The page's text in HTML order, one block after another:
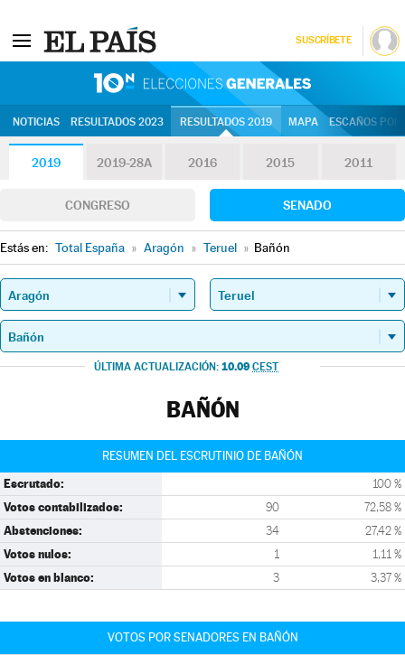
SUSCRÍBETE
NOTICIAS RESULTADOS 2023 RESULTADOS 2019 MAPA ESCAÑOS
2019 2019-28A 2016 2015 2011
CONGRESO SENADO
Estás en: Total España » Aragón » Teruel » Bañón
ÚLTIMA ACTUALIZACIÓN: 10.09 CEST
BAÑÓN
RESUMEN DEL ESCRUTINIO DE BAÑÓN
Escrutado: 100 %
Votos contabilizados: 90 72,58 %
Abstenciones: 34 27,42 %
Votos nulos: 1 1,11 %
Votos en blanco: 3 3,37 %
VOTOS POR SENADORES EN BAÑÓN